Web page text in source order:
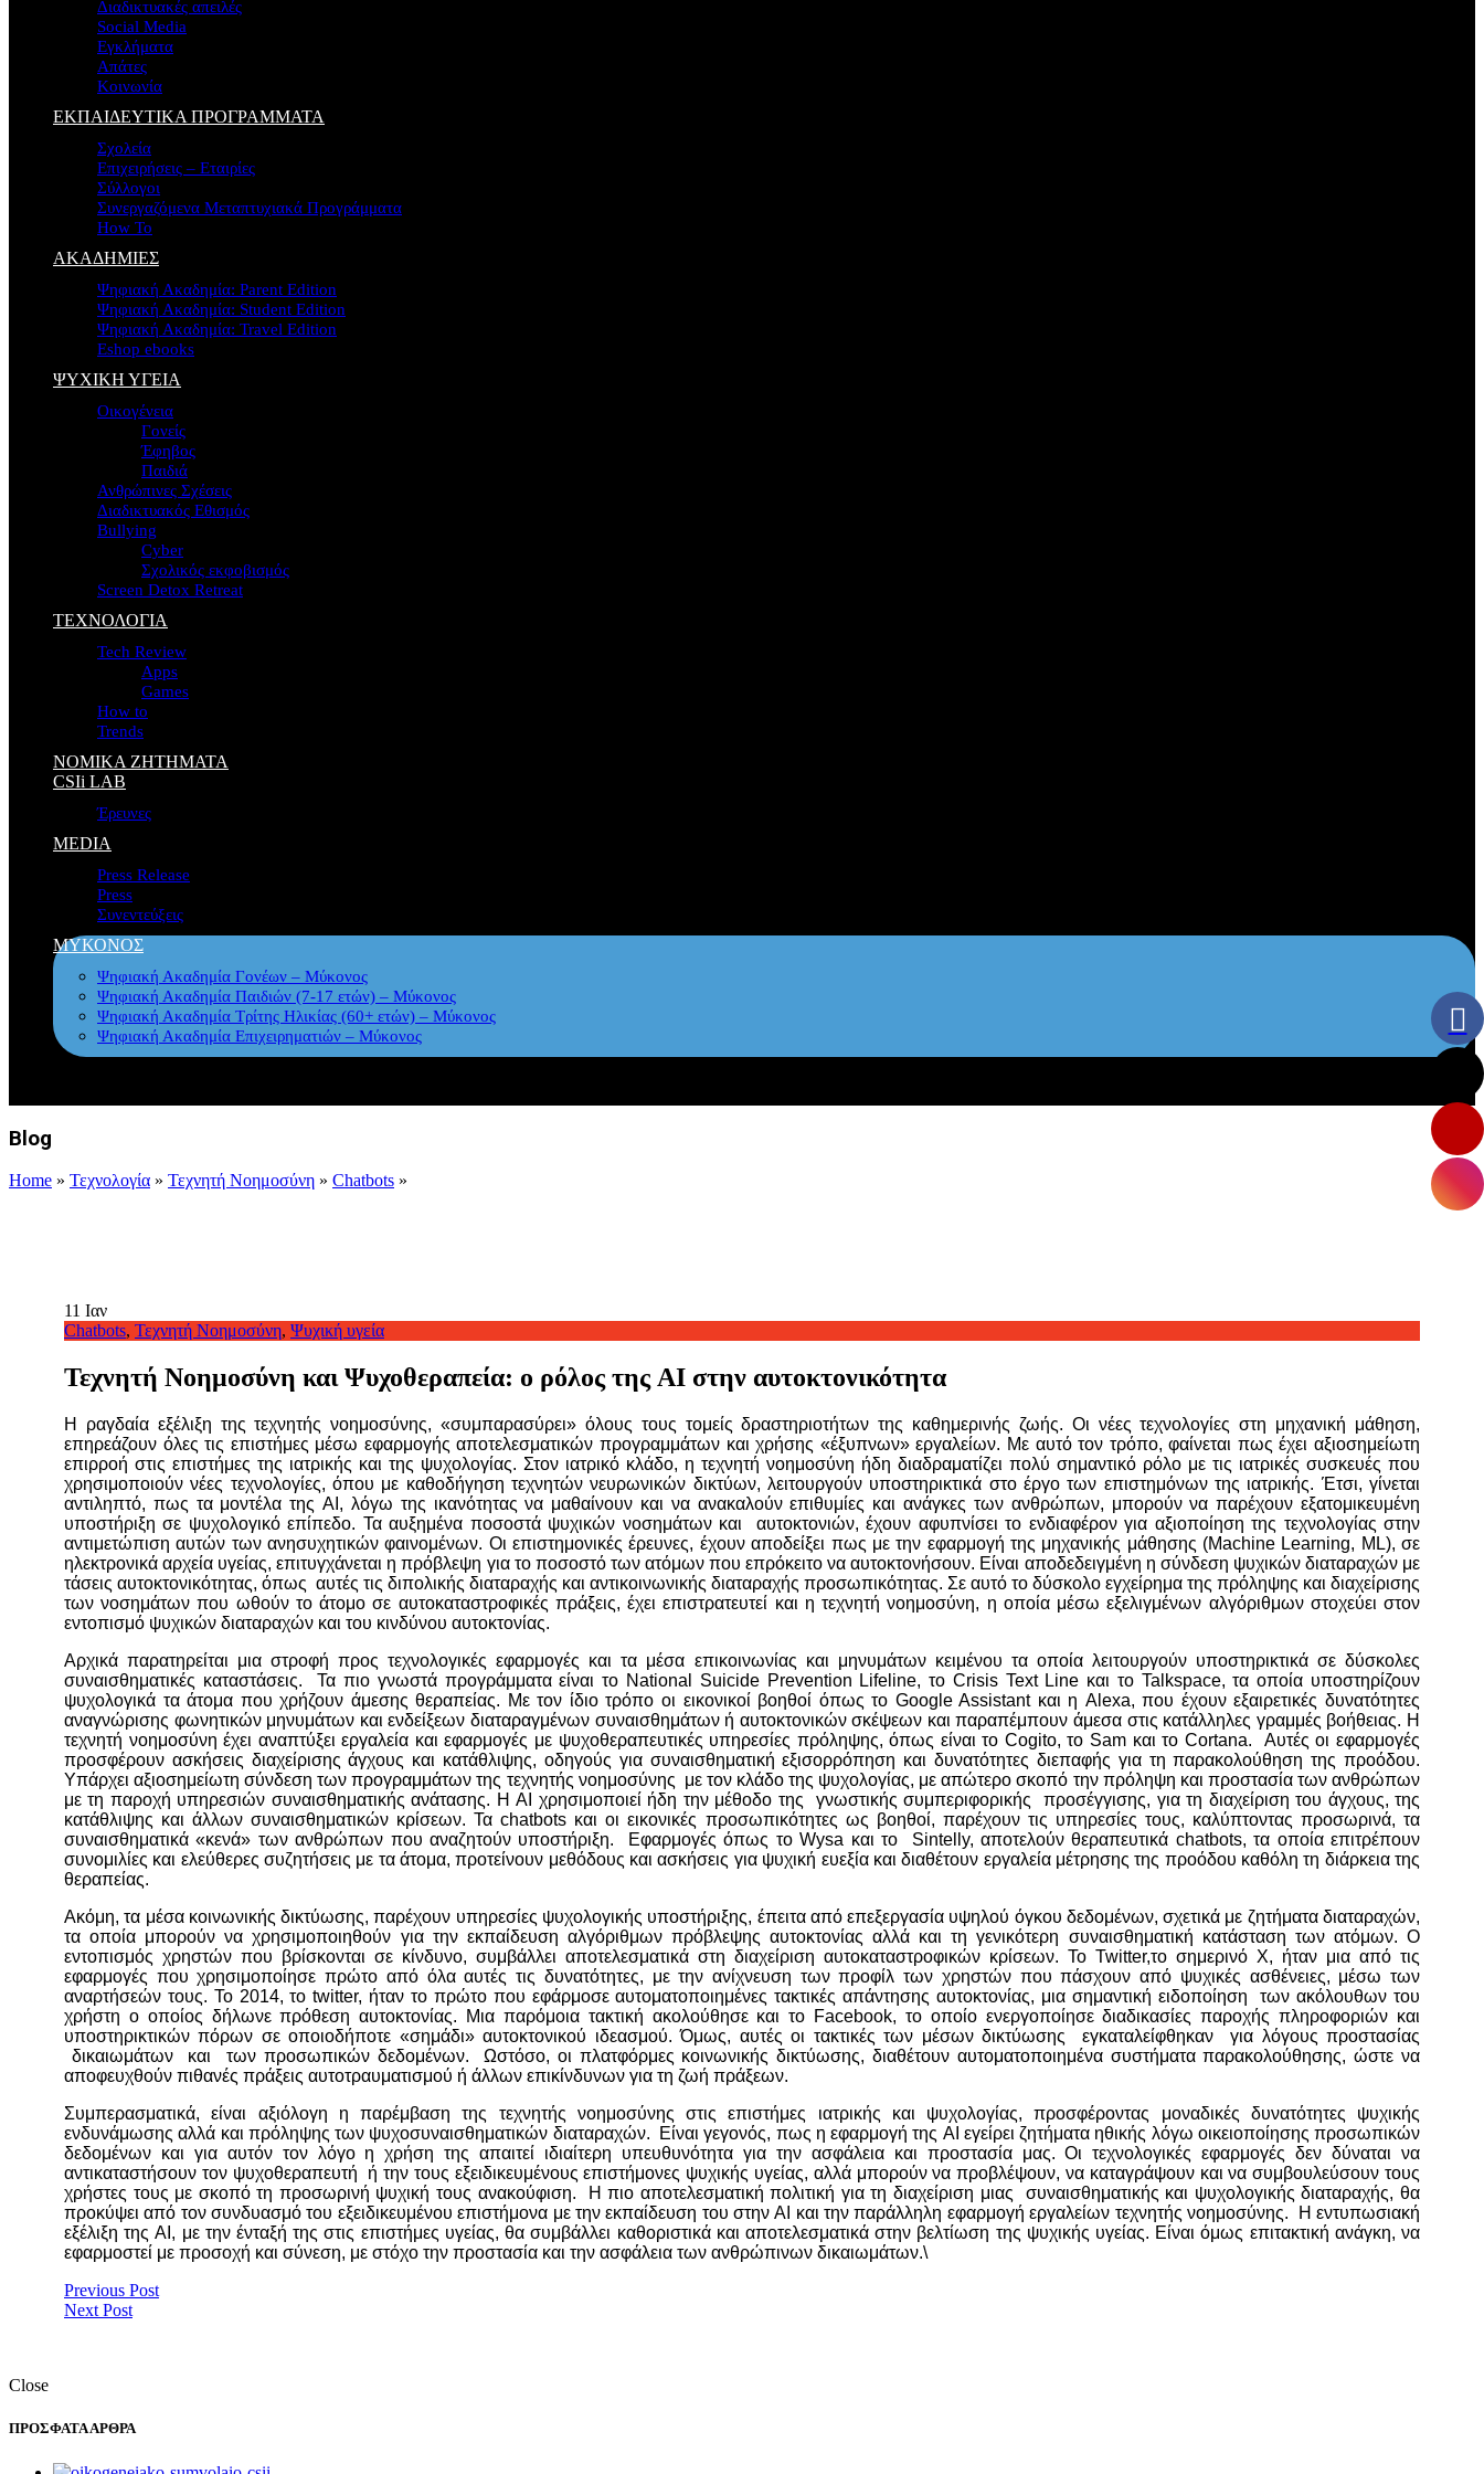
Διαδικτυακές απειλές
Social Media
Εγκλήματα
Απάτες
Κοινωνία
ΕΚΠΑΙΔΕΥΤΙΚΑ ΠΡΟΓΡΑΜΜΑΤΑ
Σχολεία
Επιχειρήσεις – Εταιρίες
Σύλλογοι
Συνεργαζόμενα Μεταπτυχιακά Προγράμματα
How To
ΑΚΑΔΗΜΙΕΣ
Ψηφιακή Ακαδημία: Parent Edition
Ψηφιακή Ακαδημία: Student Edition
Ψηφιακή Ακαδημία: Travel Edition
Eshop ebooks
ΨΥΧΙΚΗ ΥΓΕΙΑ
Οικογένεια
Γονείς
Έφηβος
Παιδιά
Ανθρώπινες Σχέσεις
Διαδικτυακός Εθισμός
Bullying
Cyber
Σχολικός εκφοβισμός
Screen Detox Retreat
ΤΕΧΝΟΛΟΓΙΑ
Tech Review
Apps
Games
How to
Trends
ΝΟΜΙΚΑ ΖΗΤΗΜΑΤΑ
CSIi LAB
Έρευνες
MEDIA
Press Release
Press
Συνεντεύξεις
ΜΥΚΟΝΟΣ
Ψηφιακή Ακαδημία Γονέων – Μύκονος
Ψηφιακή Ακαδημία Παιδιών (7-17 ετών) – Μύκονος
Ψηφιακή Ακαδημία Τρίτης Ηλικίας (60+ ετών) – Μύκονος
Ψηφιακή Ακαδημία Επιχειρηματιών – Μύκονος
Blog
Home » Τεχνολογία » Τεχνητή Νοημοσύνη » Chatbots »
11 Ιαν
Chatbots, Τεχνητή Νοημοσύνη, Ψυχική υγεία
Τεχνητή Νοημοσύνη και Ψυχοθεραπεία: ο ρόλος της AI στην αυτοκτονικότητα
Η ραγδαία εξέλιξη της τεχνητής νοημοσύνης, «συμπαρασύρει» όλους τους τομείς δραστηριοτήτων της καθημερινής ζωής. Οι νέες τεχνολογίες στη μηχανική μάθηση,
επηρεάζουν όλες τις επιστήμες μέσω εφαρμογής αποτελεσματικών προγραμμάτων και χρήσης «έξυπνων» εργαλείων. Με αυτό τον τρόπο, φαίνεται πως έχει αξιοσημείωτη
επιρροή στις επιστήμες της ιατρικής και της ψυχολογίας. Στον ιατρικό κλάδο, η τεχνητή νοημοσύνη ήδη διαδραματίζει πολύ σημαντικό ρόλο με τις ιατρικές συσκευές που
χρησιμοποιούν νέες τεχνολογίες, όπου με καθοδήγηση τεχνητών νευρωνικών δικτύων, λειτουργούν υποστηρικτικά στο έργο των επιστημόνων της ιατρικής. Έτσι, γίνεται
αντιληπτό, πως τα μοντέλα της AI, λόγω της ικανότητας να μαθαίνουν και να ανακαλούν επιθυμίες και ανάγκες των ανθρώπων, μπορούν να παρέχουν εξατομικευμένη
υποστήριξη σε ψυχολογικό επίπεδο. Τα αυξημένα ποσοστά ψυχικών νοσημάτων και αυτοκτονιών, έχουν αφυπνίσει το ενδιαφέρον για αξιοποίηση της τεχνολογίας στην
αντιμετώπιση αυτών των ανησυχητικών φαινομένων. Οι επιστημονικές έρευνες, έχουν αποδείξει πως με την εφαρμογή της μηχανικής μάθησης (Machine Learning, ML), σε
ηλεκτρονικά αρχεία υγείας, επιτυγχάνεται η πρόβλεψη για το ποσοστό των ατόμων που επρόκειτο να αυτοκτονήσουν. Είναι αποδεδειγμένη η σύνδεση ψυχικών διαταραχών με
τάσεις αυτοκτονικότητας, όπως αυτές τις διπολικής διαταραχής και αντικοινωνικής διαταραχής προσωπικότητας. Σε αυτό το δύσκολο εγχείρημα της πρόληψης και διαχείρισης
των νοσημάτων που ωθούν το άτομο σε αυτοκαταστροφικές πράξεις, έχει επιστρατευτεί και η τεχνητή νοημοσύνη, η οποία μέσω εξελιγμένων αλγόριθμων στοχεύει στον
εντοπισμό ψυχικών διαταραχών και του κινδύνου αυτοκτονίας.
Αρχικά παρατηρείται μια στροφή προς τεχνολογικές εφαρμογές και τα μέσα επικοινωνίας και μηνυμάτων κειμένου τα οποία λειτουργούν υποστηρικτικά σε δύσκολες
συναισθηματικές καταστάσεις. Τα πιο γνωστά προγράμματα είναι το National Suicide Prevention Lifeline, το Crisis Text Line και το Talkspace, τα οποία υποστηρίζουν
ψυχολογικά τα άτομα που χρήζουν άμεσης θεραπείας. Με τον ίδιο τρόπο οι εικονικοί βοηθοί όπως το Google Assistant και η Alexa, που έχουν εξαιρετικές δυνατότητες
αναγνώρισης φωνητικών μηνυμάτων και ενδείξεων διαταραγμένων συναισθημάτων ή αυτοκτονικών σκέψεων και παραπέμπουν άμεσα στις κατάλληλες γραμμές βοήθειας. Η
τεχνητή νοημοσύνη έχει αναπτύξει εργαλεία και εφαρμογές με ψυχοθεραπευτικές υπηρεσίες πρόληψης, όπως είναι το Cogito, το Sam και το Cortana. Αυτές οι εφαρμογές
προσφέρουν ασκήσεις διαχείρισης άγχους και κατάθλιψης, οδηγούς για συναισθηματική εξισορρόπηση και δυνατότητες διεπαφής για τη παρακολούθηση της προόδου.
Υπάρχει αξιοσημείωτη σύνδεση των προγραμμάτων της τεχνητής νοημοσύνης με τον κλάδο της ψυχολογίας, με απώτερο σκοπό την πρόληψη και προστασία των ανθρώπων
με τη παροχή υπηρεσιών συναισθηματικής ανάτασης. Η AI χρησιμοποιεί ήδη την μέθοδο της γνωστικής συμπεριφορικής προσέγγισης, για τη διαχείριση του άγχους, της
κατάθλιψης και άλλων συναισθηματικών κρίσεων. Τα chatbots και οι εικονικές προσωπικότητες ως βοηθοί, παρέχουν τις υπηρεσίες τους, καλύπτοντας προσωρινά, τα
συναισθηματικά «κενά» των ανθρώπων που αναζητούν υποστήριξη. Εφαρμογές όπως το Wysa και το Sintelly, αποτελούν θεραπευτικά chatbots, τα οποία επιτρέπουν
συνομιλίες και ελεύθερες συζητήσεις με τα άτομα, προτείνουν μεθόδους και ασκήσεις για ψυχική ευεξία και διαθέτουν εργαλεία μέτρησης της προόδου καθόλη τη διάρκεια της
θεραπείας.
Ακόμη, τα μέσα κοινωνικής δικτύωσης, παρέχουν υπηρεσίες ψυχολογικής υποστήριξης, έπειτα από επεξεργασία υψηλού όγκου δεδομένων, σχετικά με ζητήματα διαταραχών,
τα οποία μπορούν να χρησιμοποιηθούν για την εκπαίδευση αλγόριθμων πρόβλεψης αυτοκτονίας αλλά και τη γενικότερη συναισθηματική κατάσταση των ατόμων. Ο
εντοπισμός χρηστών που βρίσκονται σε κίνδυνο, συμβάλλει αποτελεσματικά στη διαχείριση αυτοκαταστροφικών κρίσεων. Το Twitter,το σημερινό X, ήταν μια από τις
εφαρμογές που χρησιμοποίησε πρώτο από όλα αυτές τις δυνατότητες, με την ανίχνευση των προφίλ των χρηστών που πάσχουν από ψυχικές ασθένειες, μέσω των
αναρτήσεών τους. Το 2014, το twitter, ήταν το πρώτο που εφάρμοσε αυτοματοποιημένες τακτικές απάντησης αυτοκτονίας, μια σημαντική ειδοποίηση των ακόλουθων του
χρήστη ο οποίος δήλωνε πρόθεση αυτοκτονίας. Μια παρόμοια τακτική ακολούθησε και το Facebook, το οποίο ενεργοποίησε διαδικασίες παροχής πληροφοριών και
υποστηρικτικών πόρων σε οποιοδήποτε «σημάδι» αυτοκτονικού ιδεασμού. Όμως, αυτές οι τακτικές των μέσων δικτύωσης εγκαταλείφθηκαν για λόγους προστασίας
δικαιωμάτων και των προσωπικών δεδομένων. Ωστόσο, οι πλατφόρμες κοινωνικής δικτύωσης, διαθέτουν αυτοματοποιημένα συστήματα παρακολούθησης, ώστε να
αποφευχθούν πιθανές πράξεις αυτοτραυματισμού ή άλλων επικίνδυνων για τη ζωή πράξεων.
Συμπερασματικά, είναι αξιόλογη η παρέμβαση της τεχνητής νοημοσύνης στις επιστήμες ιατρικής και ψυχολογίας, προσφέροντας μοναδικές δυνατότητες ψυχικής
ενδυνάμωσης αλλά και πρόληψης των ψυχοσυναισθηματικών διαταραχών. Είναι γεγονός, πως η εφαρμογή της AI εγείρει ζητήματα ηθικής λόγω οικειοποίησης προσωπικών
δεδομένων και για αυτόν τον λόγο η χρήση της απαιτεί ιδιαίτερη υπευθυνότητα για την ασφάλεια και προστασία μας. Οι τεχνολογικές εφαρμογές δεν δύναται να
αντικαταστήσουν τον ψυχοθεραπευτή ή την τους εξειδικευμένους επιστήμονες ψυχικής υγείας, αλλά μπορούν να προβλέψουν, να καταγράψουν και να συμβουλεύσουν τους
χρήστες τους με σκοπό τη προσωρινή ψυχική τους ανακούφιση. Η πιο αποτελεσματική πολιτική για τη διαχείριση μιας συναισθηματικής και ψυχολογικής διαταραχής, θα
προκύψει από τον συνδυασμό του εξειδικευμένου επιστήμονα με την εκπαίδευση του στην AI και την παράλληλη εφαρμογή εργαλείων τεχνητής νοημοσύνης. Η εντυπωσιακή
εξέλιξη της AI, με την ένταξή της στις επιστήμες υγείας, θα συμβάλλει καθοριστικά και αποτελεσματικά στην βελτίωση της ψυχικής υγείας. Είναι όμως επιτακτική ανάγκη, να
εφαρμοστεί με προσοχή και σύνεση, με στόχο την προστασία και την ασφάλεια των ανθρώπινων δικαιωμάτων.\
Previous Post
Next Post
Close
ΠΡΟΣΦΑΤΑ ΑΡΘΡΑ